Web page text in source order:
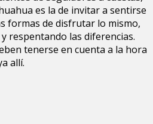
es la de invitar a sentirse
formas de disfrutar lo mismo,
respentando las diferencias.
tenerse en cuenta a la hora
allí.